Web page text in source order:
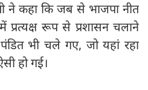
ने कहा कि जब से भाजपा नीत
प्रत्यक्ष रूप से प्रशासन चलाने
भी चले गए, जो यहां रहा
हो गई।